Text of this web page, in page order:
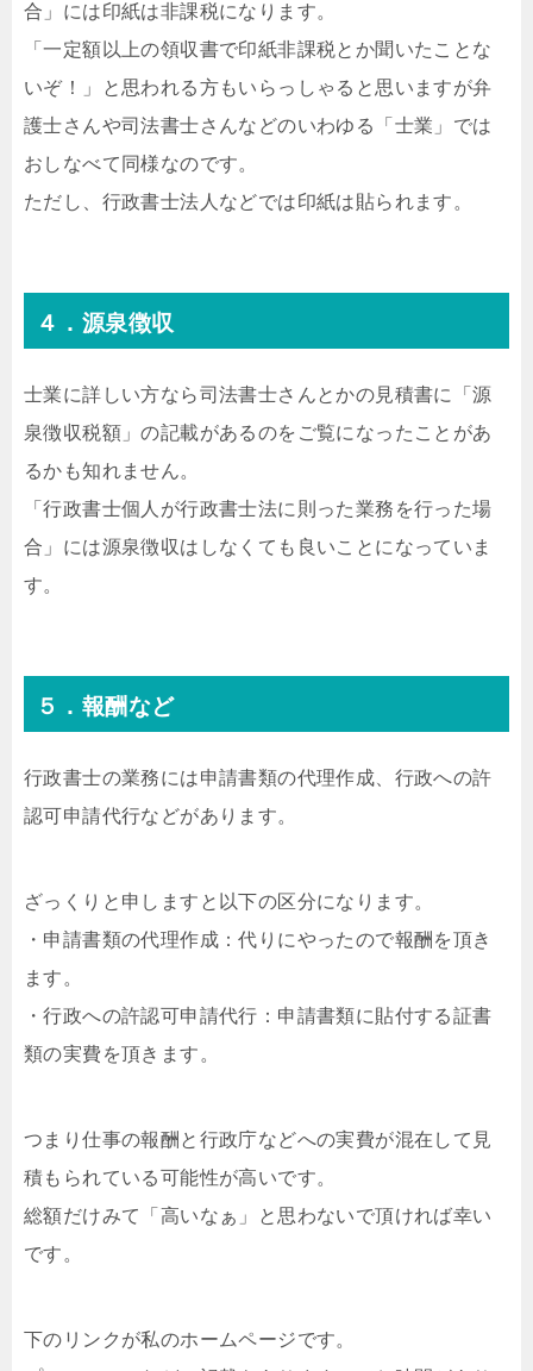
合」には印紙は非課税になります。
「一定額以上の領収書で印紙非課税とか聞いたことな
いぞ！」と思われる方もいらっしゃると思いますが弁
護士さんや司法書士さんなどのいわゆる「士業」では
おしなべて同様なのです。
ただし、行政書士法人などでは印紙は貼られます。
４．源泉徴収
士業に詳しい方なら司法書士さんとかの見積書に「源
泉徴収税額」の記載があるのをご覧になったことがあ
るかも知れません。
「行政書士個人が行政書士法に則った業務を行った場
合」には源泉徴収はしなくても良いことになっていま
す。
５．報酬など
行政書士の業務には申請書類の代理作成、行政への許
認可申請代行などがあります。
ざっくりと申しますと以下の区分になります。
・申請書類の代理作成：代りにやったので報酬を頂き
ます。
・行政への許認可申請代行：申請書類に貼付する証書
類の実費を頂きます。
つまり仕事の報酬と行政庁などへの実費が混在して見
積もられている可能性が高いです。
総額だけみて「高いなぁ」と思わないで頂ければ幸い
です。
下のリンクが私のホームページです。